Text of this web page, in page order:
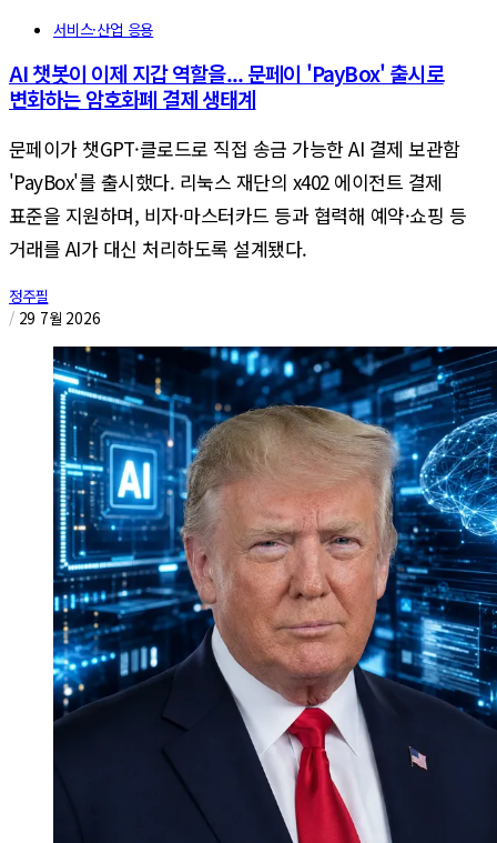
서비스·산업 응용
AI 챗봇이 이제 지갑 역할을... 문페이 'PayBox' 출시로
변화하는 암호화폐 결제 생태계
문페이가 챗GPT·클로드로 직접 송금 가능한 AI 결제 보관함
'PayBox'를 출시했다. 리눅스 재단의 x402 에이전트 결제
표준을 지원하며, 비자·마스터카드 등과 협력해 예약·쇼핑 등
거래를 AI가 대신 처리하도록 설계됐다.
정주필
/ 29 7월 2026